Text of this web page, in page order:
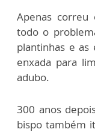
Apenas
todo o
plantinhas e as
enxada para
adubo.
300 anos
bispo também